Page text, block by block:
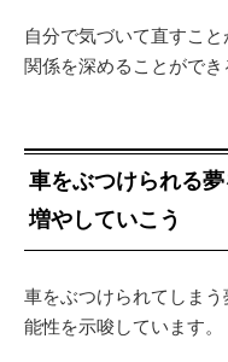
自分で気づいて直すこ
関係を深めることができ
車をぶつけられる
増やしていこう
車をぶつけられてしま
能性を示唆しています。